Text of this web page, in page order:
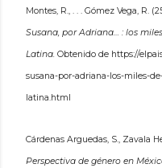
Montes, R., . . . Gómez Vega, R.
Susana, por Adriana… : los
Latina. Obtenido de https://
susana-por-adriana-los-miles-
latina.html
Cárdenas Arguedas, S., Zavala
Perspectiva de género en